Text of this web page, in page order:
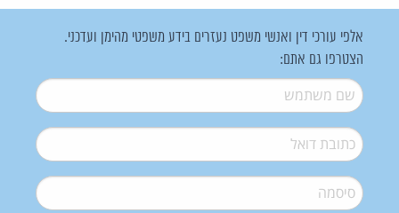
אלפי עורכי דין ואנשי משפט נעזרים בידע משפטי מהימן ועדכני.
הצטרפו גם אתם:
שם משתמש*
דואל*
סיסמה*